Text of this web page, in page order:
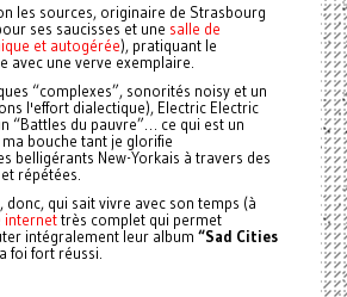
les sources, originaire de Strasbourg
ses saucisses et une salle de
et autogérée), pratiquant le
avec une verve exemplaire.
“complexes”, sonorités noisy et un
l'effort dialectique), Electric Electric
“Battles du pauvre”… ce qui est un
ma bouche tant je glorifie
belligérants New-Yorkais à travers des
répétées.
donc, qui sait vivre avec son temps (à
internettrès complet qui permet
intégralement leur album “Sad Cities
foi fort réussi.